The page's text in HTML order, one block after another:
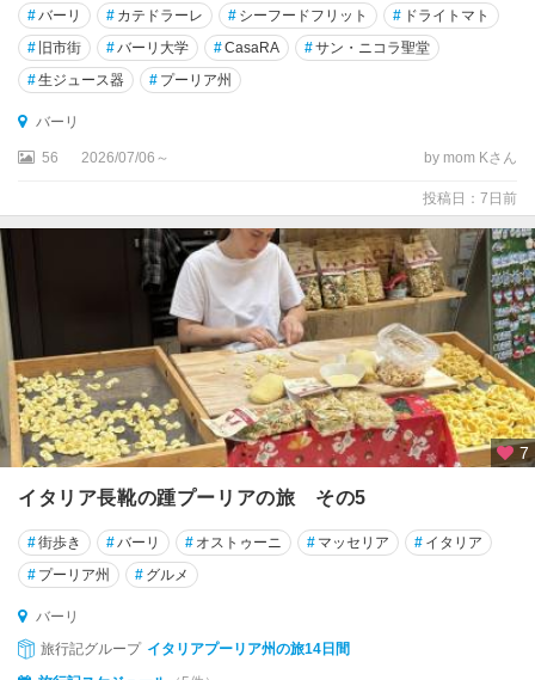
島
★
シ
エ
シ
★
ナ
ポ
リ
★
レ
ル
★
#バーリ # カテドラーレ # シーフードフリット # ドライトマト
# 旧市街 #バーリ大学 #CasaRA #サン・ニコラ聖堂
#生ジュース器 # プーリア州
バーリ
56 2026/07/06～ by mom Kさん
投稿日：7日前
7
イタリア長靴の踵プーリアの旅 その5
#街歩き #バーリ # オストゥーニ # マッセリア # イタリア
# プーリア州 # グルメ
バーリ
旅行記グループ イタリアプーリア州の旅14日間